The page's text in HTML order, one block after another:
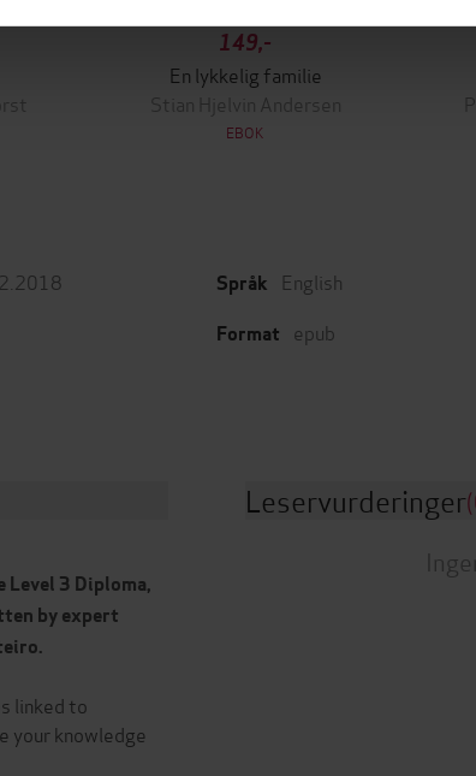
149,-
En lykkelig familie
Stian Hjelvin Andersen
EBOK
Språk English
Format epub
3 Diploma,
by expert
linked to
your knowledge
Leservurderinger